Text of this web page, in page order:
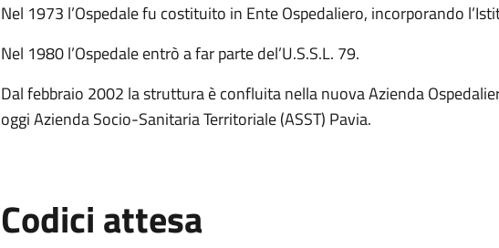
Nel 1973 l’Ospedale fu costituito in Ente Ospedaliero, incorporando
Nel 1980 l’Ospedale entrò a far parte del’U.S.S.L. 79.
Dal febbraio 2002 la struttura è confluita nella nuova Azienda
oggi Azienda Socio-Sanitaria Territoriale (ASST) Pavia.
Codici attesa